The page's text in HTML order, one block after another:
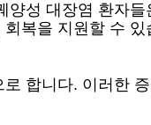
양성 대장염 환자
복을 지원할 수 있
합니다. 이러한